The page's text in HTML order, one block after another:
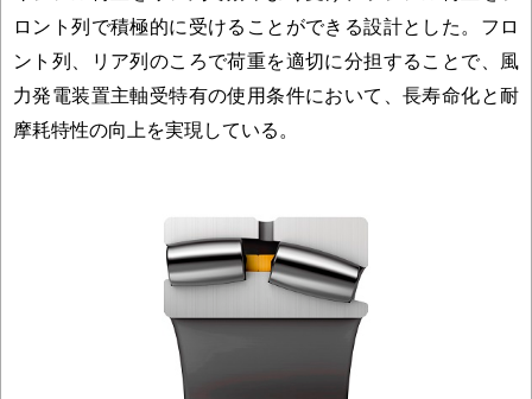
ロント列で積極的に受けることができる設計とした。フロ
ント列、リア列のころで荷重を適切に分担することで、風
力発電装置主軸受特有の使用条件において、長寿命化と耐
摩耗特性の向上を実現している。